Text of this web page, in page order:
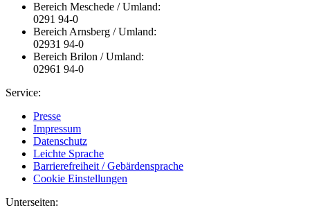
Bereich Meschede / Umland:
0291 94-0
Bereich Arnsberg / Umland:
02931 94-0
Bereich Brilon / Umland:
02961 94-0
Service:
Presse
Impressum
Datenschutz
Leichte Sprache
Barrierefreiheit / Gebärdensprache
Cookie Einstellungen
Unterseiten: